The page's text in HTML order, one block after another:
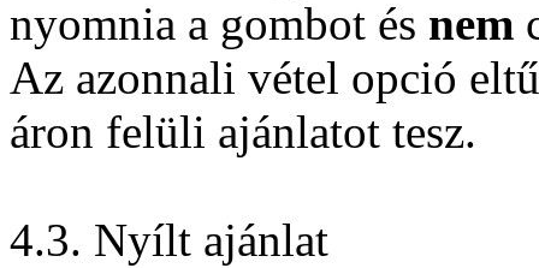
nyomnia a gombot és nem
Az azonnali vétel opció
áron felüli ajánlatot tesz.
4.3. Nyílt ajánlat